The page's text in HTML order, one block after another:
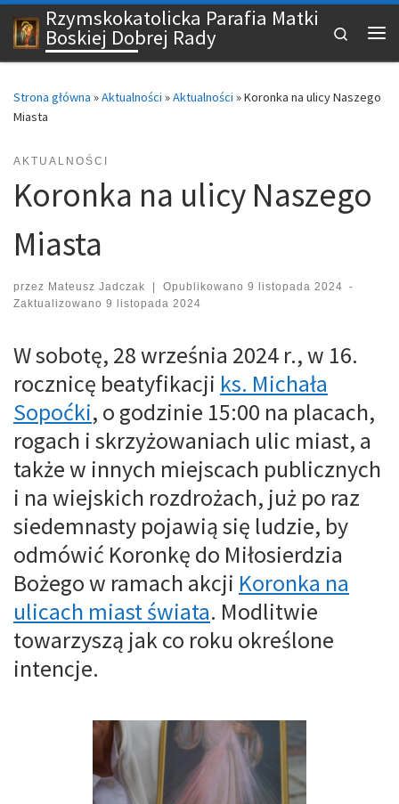
Przejdź do treści
Rzymskokatolicka Parafia Matki
Boskiej Dobrej Rady
Search
Strona główna »Aktualności »Aktualności »Koronka na ulicy Naszego
Miasta
AKTUALNOŚCI
Koronka na ulicy Naszego
Miasta
przez Mateusz Jadczak Opublikowano 9 listopada 2024 -
Zaktualizowano 9 listopada 2024
W sobotę, 28 września 2024 r., w 16.
rocznicę beatyfikacji ks. Michała
Sopoćki, o godzinie 15:00 na placach,
rogach i skrzyżowaniach ulic miast, a
także w innych miejscach publicznych
i na wiejskich rozdrożach, już po raz
siedemnasty pojawią się ludzie, by
odmówić Koronkę do Miłosierdzia
Bożego w ramach akcji Koronka na
ulicach miast świata. Modlitwie
towarzyszą jak co roku określone
intencje.